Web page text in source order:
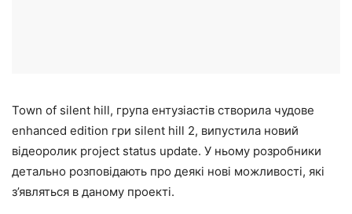
Town of silent hill, група ентузіастів створила чудове
enhanced edition гри silent hill 2, випустила новий
відеоролик project status update. У ньому розробники
детально розповідають про деякі нові можливості, які
з’являться в даному проекті.